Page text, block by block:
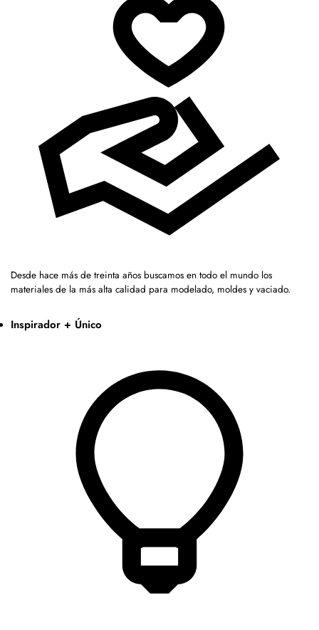
Desde hace más de treinta años buscamos en todo el mundo los
materiales de la más alta calidad para modelado, moldes y vaciado.
Inspirador + Único